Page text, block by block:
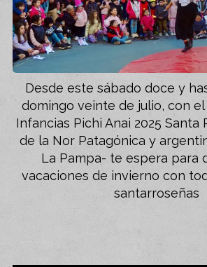
Desde este sábado doce y
domingo veinte de julio, con el
Infancias Pichi Anai 2025 Santa
de la Nor Patagónica y
La Pampa- te espera para
vacaciones de invierno con
santarroseñas